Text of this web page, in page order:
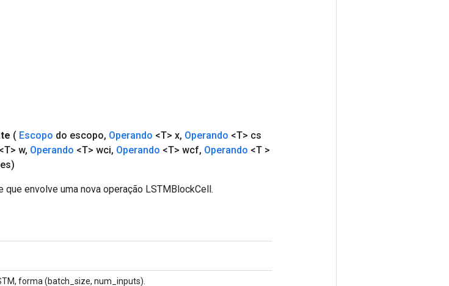
( Escopo do escopo, Operando <T> x, Operando <T> cs
<T> w, Operando <T> wci, Operando <T> wcf, Operando <T >
envolve uma nova operação LSTMBlockCell.
forma (batch_size, num_inputs).